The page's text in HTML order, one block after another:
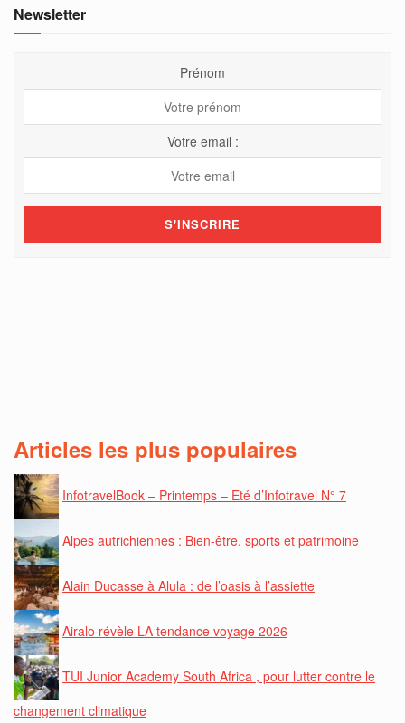
Newsletter
Prénom
Votre email :
Articles les plus populaires
InfotravelBook – Printemps – Eté d’Infotravel N° 7
Alpes autrichiennes : Bien-être, sports et patrimoine
Alain Ducasse à Alula : de l’oasis à l’assiette
Airalo révèle LA tendance voyage 2026
TUI Junior Academy South Africa , pour lutter contre le
changement climatique